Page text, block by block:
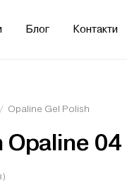
Блог Контакти
/ Opaline Gel Polish
Opaline 04